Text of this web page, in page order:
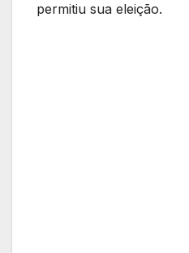
permitiu sua eleição.